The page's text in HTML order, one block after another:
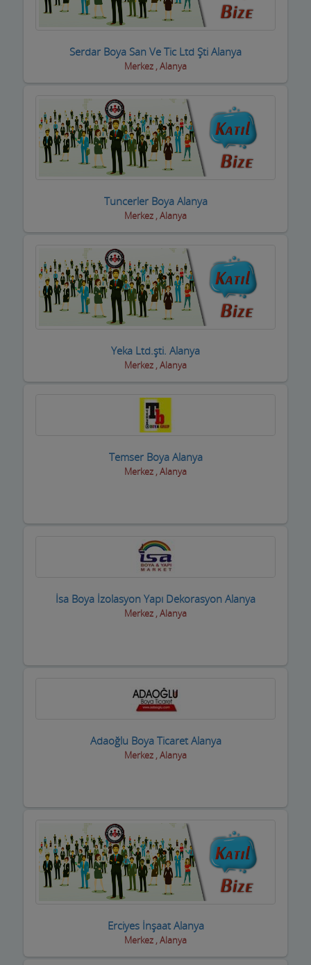
Organizasyon Hizmetleri
Oto Aksesuar Firmaları
Oto Boya Firmaları
Oto Döşemeciler
Oto Galeriler
Oto Kaportacılar
Oto Klima ve Elektrikciler
Oto Kurtarıcı ve Vinç
Oto Lastik Firmaları
Oto Servisleri ve Tamircileri
Otobüs Firmaları
Otomotiv Bayileri
Özel Sağlık Kuruluşları
Pazar Yerleri
Perde Mefruşat Firmaları
Piknik Yerleri
Raf Sistemleri
Reklamcılık ve Tanıtım Hizmetleri
Rent A Car Firmaları
Resim Sanat Galerileri
Resmi Kurumlar
Serdar Boya San Ve Tic Ltd Şti Alanya
Merkez , Alanya
Tuncerler Boya Alanya
Merkez , Alanya
Yeka Ltd.şti. Alanya
Merkez , Alanya
Temser Boya Alanya
Merkez , Alanya
İsa Boya İzolasyon Yapı Dekorasyon Alanya
Merkez , Alanya
Adaoğlu Boya Ticaret Alanya
Merkez , Alanya
Erciyes İnşaat Alanya
Merkez , Alanya